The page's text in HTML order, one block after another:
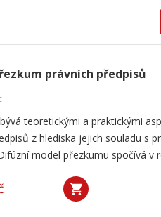
právních předpisů
teoretickými a praktickými
z hlediska jejich souladu s
model přezkumu spočívá v